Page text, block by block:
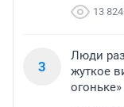
13 824
3
Люди
жуткое
огоньке»